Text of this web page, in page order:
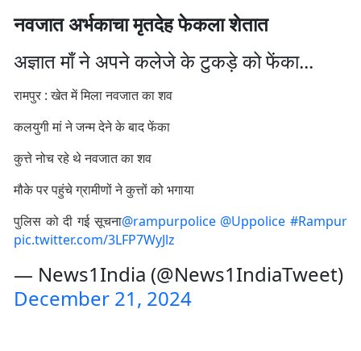
नवजात अर्भकाचा मृतदेह फेकला शेतात
अज्ञात माँ ने अपने कलेजे के टुकड़े को फेंका...
रामपुर : खेत में मिला नवजात का शव
कलयुगी मां ने जन्म देने के बाद फेंका
कुत्ते नोच रहे थे नवजात का शव
मौके पर पहुंचे ग्रामीणों ने कुत्तों को भगाया
पुलिस को दी गई सूचना@rampurpolice @Uppolice #Rampur
pic.twitter.com/3LFP7WyJlz
— News1India (@News1IndiaTweet)
December 21, 2024